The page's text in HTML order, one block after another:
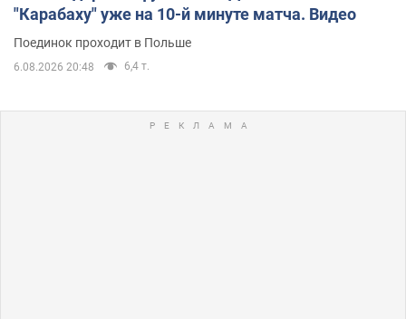
"Карабаху" уже на 10-й минуте матча. Видео
Поединок проходит в Польше
6.08.2026 20:48 6,4 т.